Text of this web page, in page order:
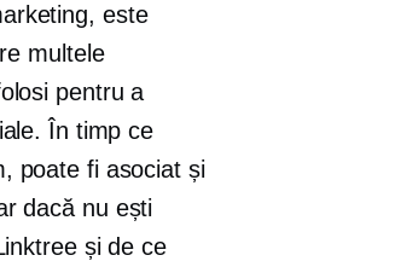
este
multele
pentru a
În timp ce
poate fi asociat și
dacă nu ești
și de ce